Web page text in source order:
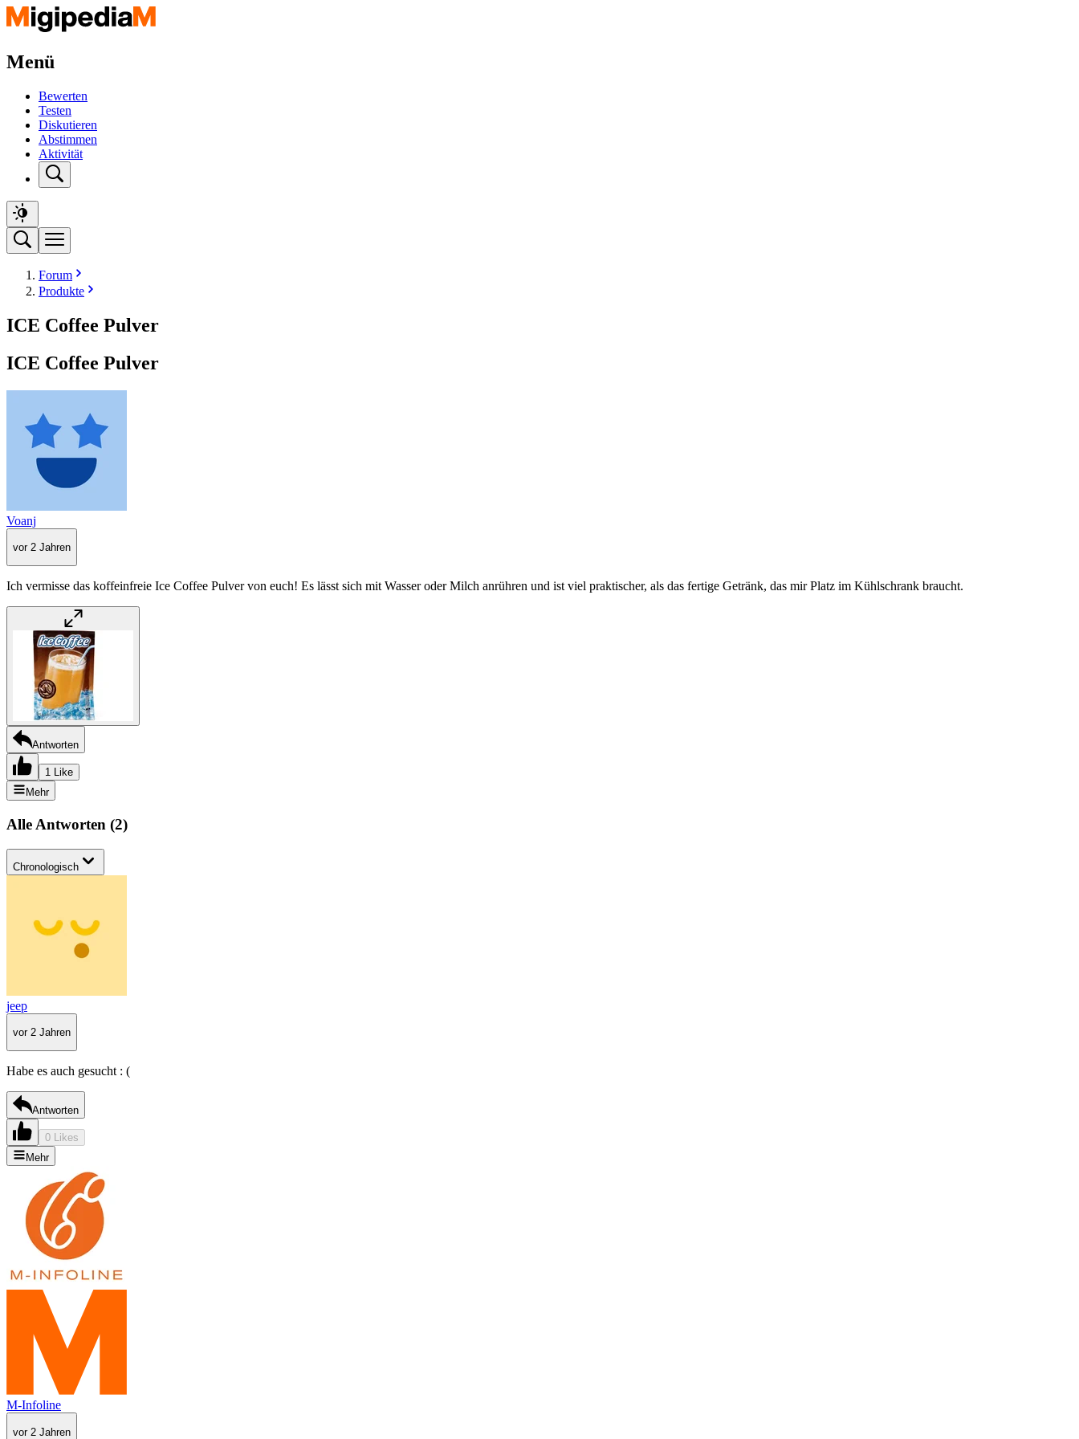
Menü
Bewerten
Testen
Diskutieren
Abstimmen
Aktivität
Forum
Produkte
ICE Coffee Pulver
ICE Coffee Pulver
Voanj
vor 2 Jahren
Ich vermisse das koffeinfreie Ice Coffee Pulver von euch! Es lässt sich mit Wasser oder Milch anrühren und ist viel praktischer, als das fertige Getränk, das mir Platz im Kühlschrank braucht.
Antworten
1 Like
Mehr
Alle Antworten (2)
Chronologisch
jeep
vor 2 Jahren
Habe es auch gesucht : (
Antworten
0 Likes
Mehr
M-Infoline
vor 2 Jahren